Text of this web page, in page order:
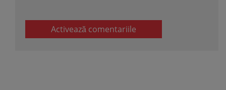
Activează comentariile